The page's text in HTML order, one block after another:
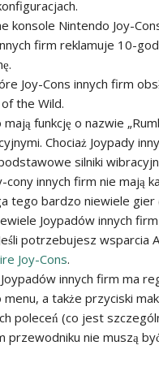
konsole Nintendo Joy-
firm reklamuje 10-
Joy-Cons innych firm
the Wild.
mają funkcję o nazwie
Chociaż Joypady
silniki
cony innych firm nie mają
tego bardzo niewiele gier
Joypadów innych
potrzebujesz wsparcia
Joy-Cons.
innych firm ma
a także przyciski
poleceń (co jest
przewodniku nie muszą